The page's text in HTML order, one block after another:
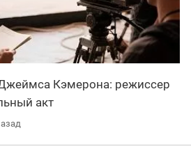
Кэмерона: режиссер
акт